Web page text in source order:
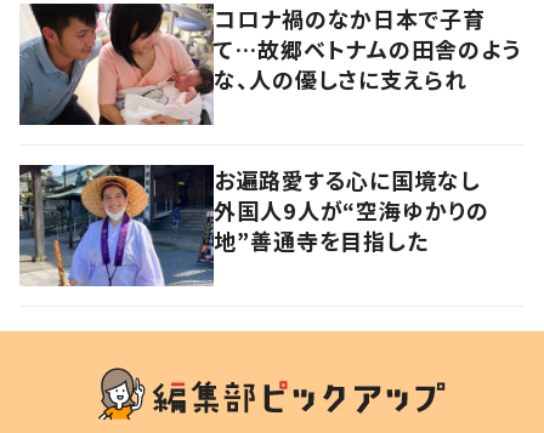
コロナ禍のなか日本で子育
て…故郷ベトナムの田舎のよう
な、人の優しさに支えられ
お遍路愛する心に国境なし
外国人9人が“空海ゆかりの
地”善通寺を目指した